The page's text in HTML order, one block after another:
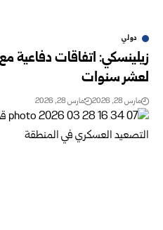
دولي
زيلينسكي: اتفاقات دفاعية
لعشر سنوات
مارس 28, 2026 مارس 28, 2026